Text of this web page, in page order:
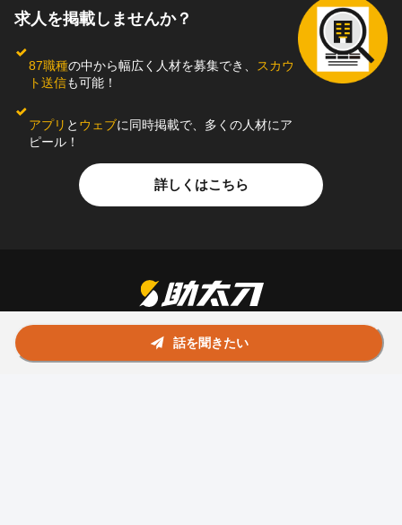
話を聞きたい
求人を掲載しませんか？
87職種の中から幅広く人材を募集でき、
スカウ
ト送信も可能！
アプリ と ウェブに同時掲載で、多くの人材にア
ピール！
詳しくはこちら